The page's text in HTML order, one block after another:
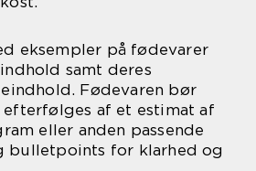
eksempler på fødevarer
samt deres
Fødevaren bør
af et estimat af
eller anden passende
bulletpoints for klarhed og